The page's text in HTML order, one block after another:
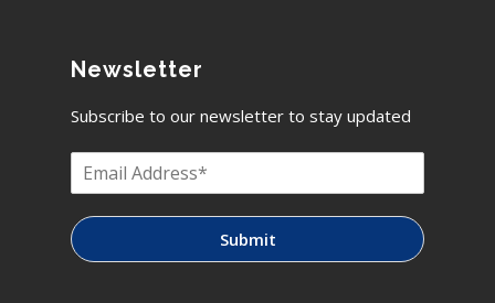
Newsletter
Subscribe to our newsletter to stay updated
Submit